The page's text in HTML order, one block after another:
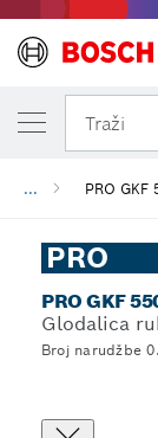
Traži
... PRO GKF
PRO
PRO GKF
Glodalica
Broj narudžbe